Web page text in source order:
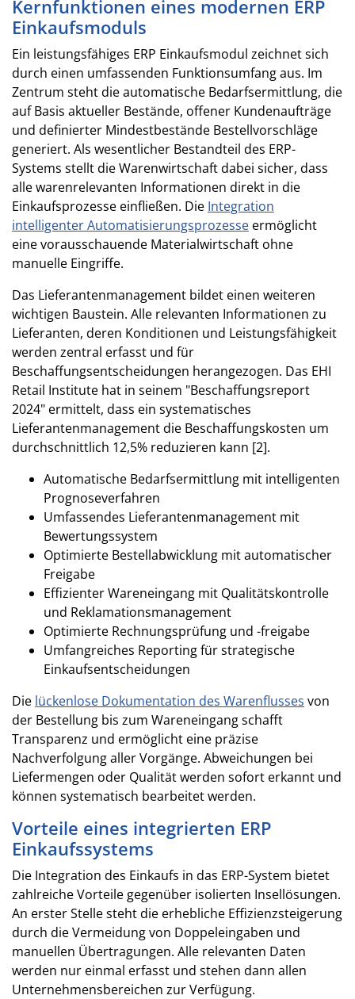
Kernfunktionen eines modernen ERP
Einkaufsmoduls
Ein leistungsfähiges ERP Einkaufsmodul zeichnet sich
durch einen umfassenden Funktionsumfang aus. Im
Zentrum steht die automatische Bedarfsermittlung, die
auf Basis aktueller Bestände, offener Kundenaufträge
und definierter Mindestbestände Bestellvorschläge
generiert. Als wesentlicher Bestandteil des ERP-
Systems stellt die Warenwirtschaft dabei sicher, dass
alle warenrelevanten Informationen direkt in die
Einkaufsprozesse einfließen. Die Integration
intelligenter Automatisierungsprozesse ermöglicht
eine vorausschauende Materialwirtschaft ohne
manuelle Eingriffe.
Das Lieferantenmanagement bildet einen weiteren
wichtigen Baustein. Alle relevanten Informationen zu
Lieferanten, deren Konditionen und Leistungsfähigkeit
werden zentral erfasst und für
Beschaffungsentscheidungen herangezogen. Das EHI
Retail Institute hat in seinem "Beschaffungsreport
2024" ermittelt, dass ein systematisches
Lieferantenmanagement die Beschaffungskosten um
durchschnittlich 12,5% reduzieren kann [2].
Automatische Bedarfsermittlung mit intelligenten
Prognoseverfahren
Umfassendes Lieferantenmanagement mit
Bewertungssystem
Optimierte Bestellabwicklung mit automatischer
Freigabe
Effizienter Wareneingang mit Qualitätskontrolle
und Reklamationsmanagement
Optimierte Rechnungsprüfung und -freigabe
Umfangreiches Reporting für strategische
Einkaufsentscheidungen
Die lückenlose Dokumentation des Warenflusses von
der Bestellung bis zum Wareneingang schafft
Transparenz und ermöglicht eine präzise
Nachverfolgung aller Vorgänge. Abweichungen bei
Liefermengen oder Qualität werden sofort erkannt und
können systematisch bearbeitet werden.
Vorteile eines integrierten ERP
Einkaufssystems
Die Integration des Einkaufs in das ERP-System bietet
zahlreiche Vorteile gegenüber isolierten Insellösungen.
An erster Stelle steht die erhebliche Effizienzsteigerung
durch die Vermeidung von Doppeleingaben und
manuellen Übertragungen. Alle relevanten Daten
werden nur einmal erfasst und stehen dann allen
Unternehmensbereichen zur Verfügung.